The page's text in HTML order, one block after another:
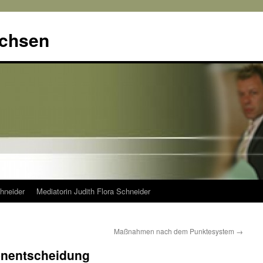
Mediatorin Judith Flora Schneider
Maßnahmen nach dem Punktesystem →